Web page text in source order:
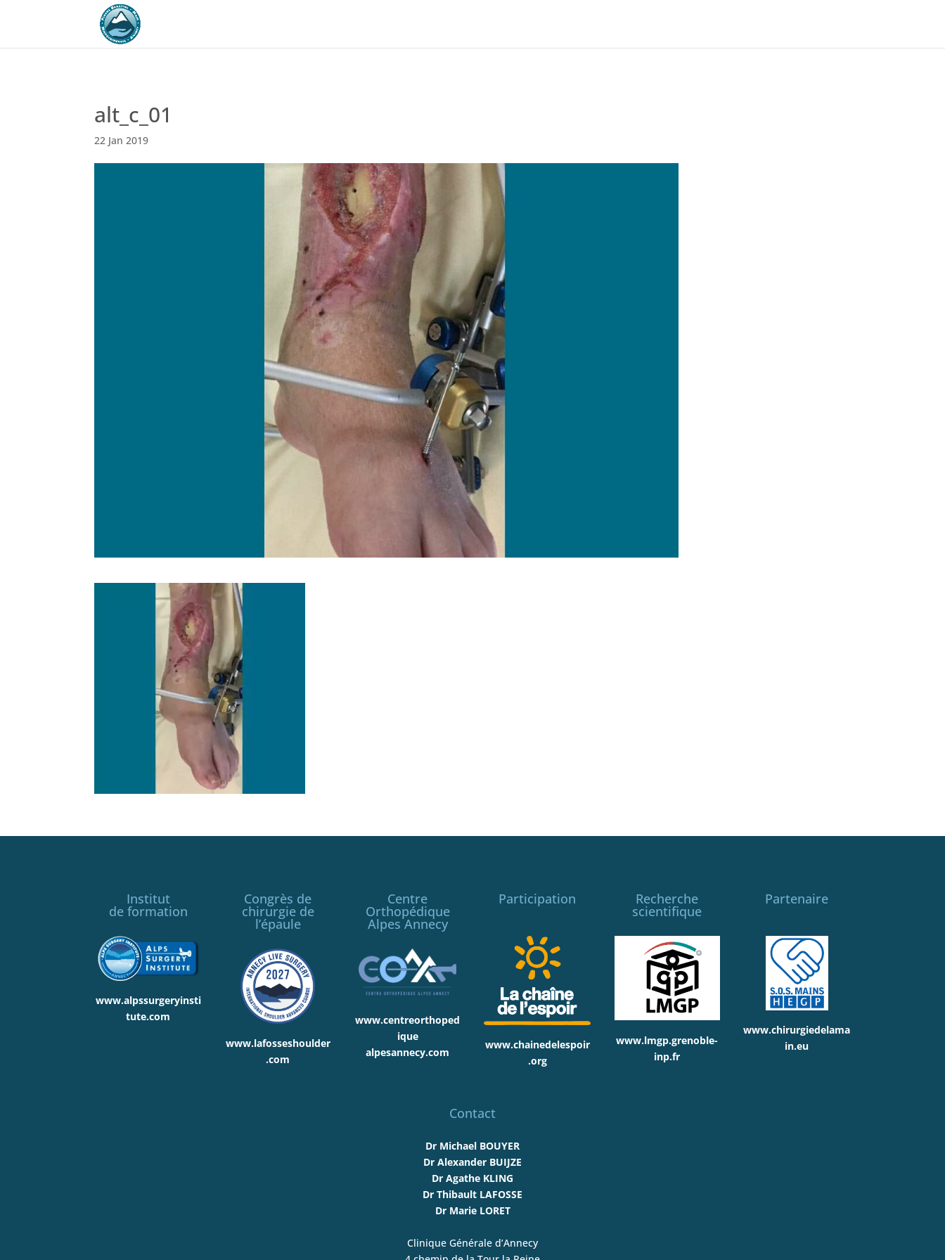
alt_c_01
22 Jan 2019
Institut
de formation
www.alpssurgeryinsti
tute.com
Congrès de
chirurgie de
l’épaule
www.lafosseshoulder
.com
Centre
Orthopédique
Alpes Annecy
www.centreorthoped
ique
alpesannecy.com
Participation
www.chainedelespoir
.org
Recherche
scientifique
www.lmgp.grenoble-
inp.fr
Partenaire
www.chirurgiedelama
in.eu
Contact
Dr Michael BOUYER
Dr Alexander BUIJZE
Dr Agathe KLING
Dr Thibault LAFOSSE
Dr Marie LORET
Clinique Générale d’Annecy